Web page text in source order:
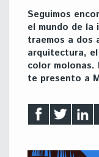
Seguimos
el mundo de
traemos a dos
arquitectura,
color molonas.
te presento a